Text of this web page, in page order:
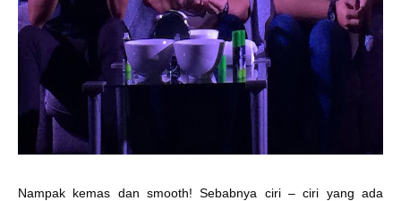
Nampak kemas dan smooth! Sebabnya ciri – ciri yang ada